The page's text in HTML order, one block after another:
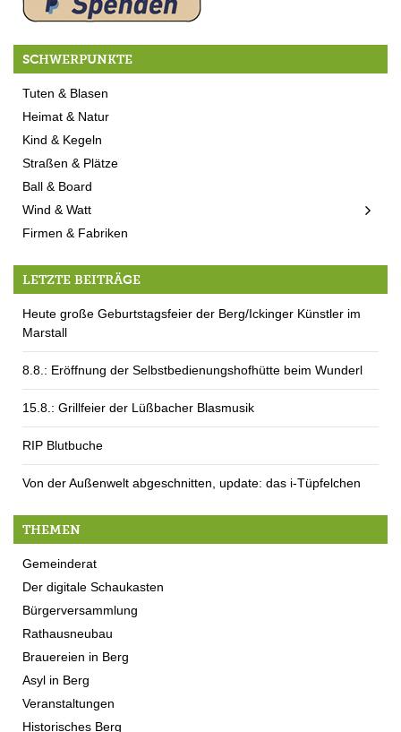
SCHWERPUNKTE
Tuten & Blasen
Heimat & Natur
Kind & Kegeln
Straßen & Plätze
Ball & Board
Wind & Watt
Firmen & Fabriken
LETZTE BEITRÄGE
Heute große Geburtstagsfeier der Berg/Ickinger Künstler im
Marstall
8.8.: Eröffnung der Selbstbedienungshofhütte beim Wunderl
15.8.: Grillfeier der Lüßbacher Blasmusik
RIP Blutbuche
Von der Außenwelt abgeschnitten, update: das i-Tüpfelchen
THEMEN
Gemeinderat
Der digitale Schaukasten
Bürgerversammlung
Rathausneubau
Brauereien in Berg
Asyl in Berg
Veranstaltungen
Historisches Berg